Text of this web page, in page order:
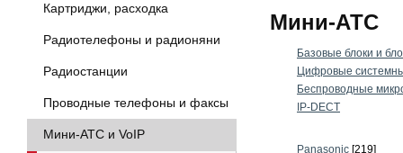
Картриджи, расходка
Радиотелефоны и радионяни
Радиостанции
Проводные телефоны и факсы
Мини-АТС и VoIP
Мини-АТС
Базовые блоки и
Цифровые
Беспроводные
IP-DECT
Panasonic [219]